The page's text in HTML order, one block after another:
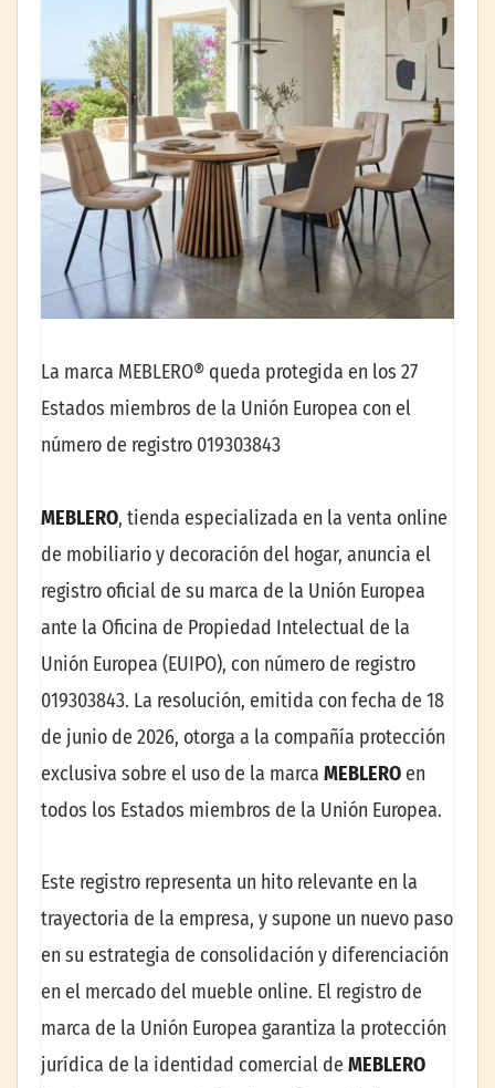
La marca MEBLERO® queda protegida en los 27
Estados miembros de la Unión Europea con el
número de registro 019303843
MEBLERO, tienda especializada en la venta online
de mobiliario y decoración del hogar, anuncia el
registro oficial de su marca de la Unión Europea
ante la Oficina de Propiedad Intelectual de la
Unión Europea (EUIPO), con número de registro
019303843. La resolución, emitida con fecha de 18
de junio de 2026, otorga a la compañía protección
exclusiva sobre el uso de la marca MEBLERO en
todos los Estados miembros de la Unión Europea.
Este registro representa un hito relevante en la
trayectoria de la empresa, y supone un nuevo paso
en su estrategia de consolidación y diferenciación
en el mercado del mueble online. El registro de
marca de la Unión Europea garantiza la protección
jurídica de la identidad comercial de MEBLERO